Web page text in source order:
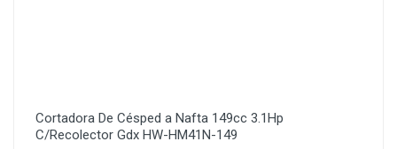
Cortadora De Césped a Nafta 149cc 3.1Hp
C/Recolector Gdx HW-HM41N-149